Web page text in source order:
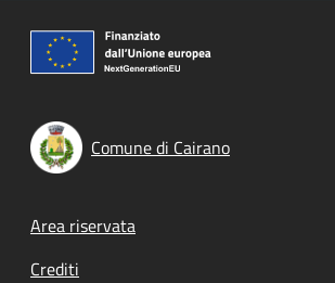
Comune di Cairano
Footer menu
Area riservata
Crediti